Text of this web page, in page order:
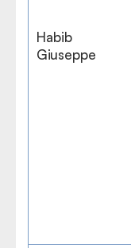
Habib
Giuseppe